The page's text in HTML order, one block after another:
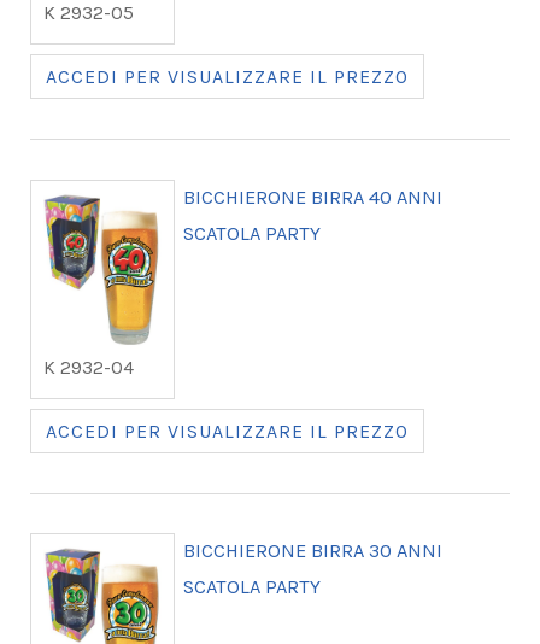
K 2932-05
ACCEDI PER VISUALIZZARE IL PREZZO
K 2932-04
BICCHIERONE BIRRA 40 ANNI
SCATOLA PARTY
ACCEDI PER VISUALIZZARE IL PREZZO
BICCHIERONE BIRRA 30 ANNI
SCATOLA PARTY